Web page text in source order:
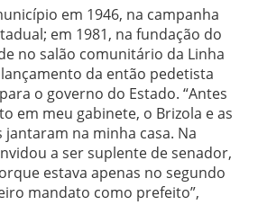
em 1946, na campanha
em 1981, na fundação do
no salão comunitário da Linha
da então pedetista
o governo do Estado. “Antes
em meu gabinete, o Brizola e as
jantaram na minha casa. Na
a ser suplente de senador,
estava apenas no segundo
mandato como prefeito”,